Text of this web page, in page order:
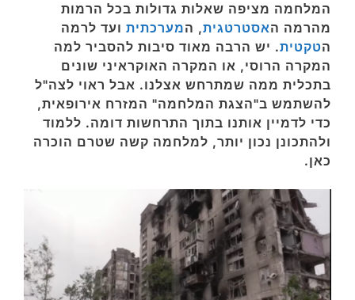
המלחמה מציפה שאלות גדולות בכל הרמות
מהרמה האסטרטגית, המערכתית ועד לרמה
הטקטית. יש הרבה מאוד סיבות להסביר למה
המקרה הרוסי, או המקרה האוקראיני שונים
בתכלית ממה שמתרחש אצלנו. אבל ראוי לצה"ל
להשתמש ב"הצגת המלחמה" המזרח אירופאית,
כדי לדמיין אותנו בתוך התרחשות דומה. ללמוד
ולהתכונן נכון יותר, למלחמה קשה שטרם הוכרה
כאן.